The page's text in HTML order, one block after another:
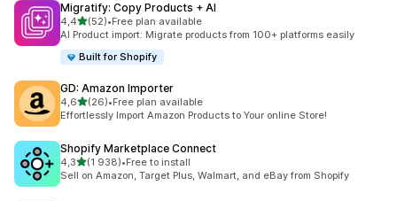
Migratify: Copy Products + AI
4,4na 5 gwiazdek
(52)
Łączna liczba recenzji: 52
•Free plan available
AI Product import: Migrate products from 100+ platforms easily
Built for Shopify
GD: Amazon Importer
4,6na 5 gwiazdek
(26)
Łączna liczba recenzji: 26
•Free plan available
Effortlessly Import Amazon Products to Your online Store!
Shopify Marketplace Connect
4,3na 5 gwiazdek
(1 938)
Łączna liczba recenzji: 1938
•Free to install
Sell on Amazon, Target Plus, Walmart, and eBay from Shopify